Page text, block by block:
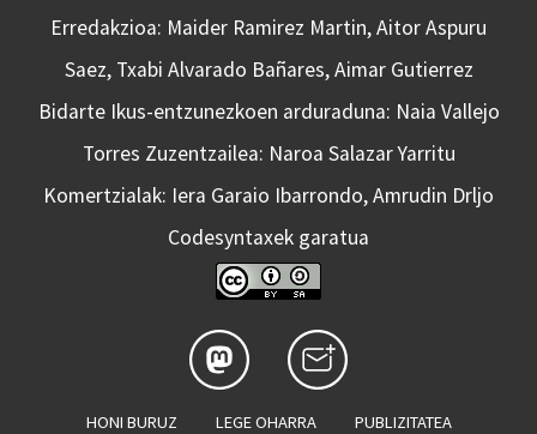
Erredakzioa: Maider Ramirez Martin, Aitor Aspuru
Saez, Txabi Alvarado Bañares, Aimar Gutierrez
Bidarte Ikus-entzunezkoen arduraduna: Naia Vallejo
Torres Zuzentzailea: Naroa Salazar Yarritu
Komertzialak: Iera Garaio Ibarrondo, Amrudin Drljo
Codesyntaxek garatua
HONI BURUZ LEGE OHARRA PUBLIZITATEA